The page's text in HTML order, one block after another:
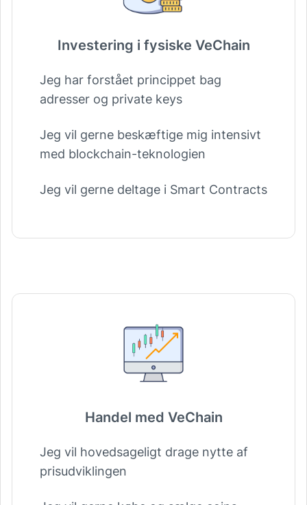
Investering i fysiske VeChain
Jeg har forstået princippet bag
adresser og private keys
Jeg vil gerne beskæftige mig intensivt
med blockchain-teknologien
Jeg vil gerne deltage i Smart Contracts
Handel med VeChain
Jeg vil hovedsageligt drage nytte af
prisudviklingen